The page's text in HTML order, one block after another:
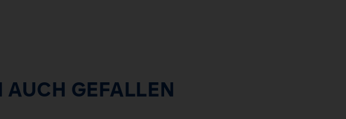
GEFALLEN